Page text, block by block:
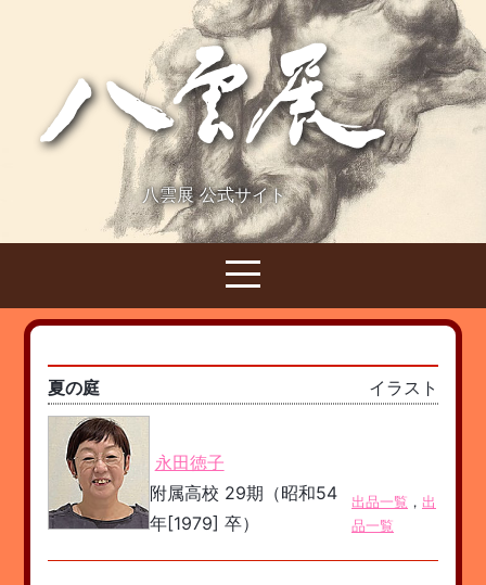
八雲展 公式サイト
夏の庭 イラスト
永田徳子
附属高校 29期（昭和54
年[1979] 卒）
出品一覧 ， 出
品一覧